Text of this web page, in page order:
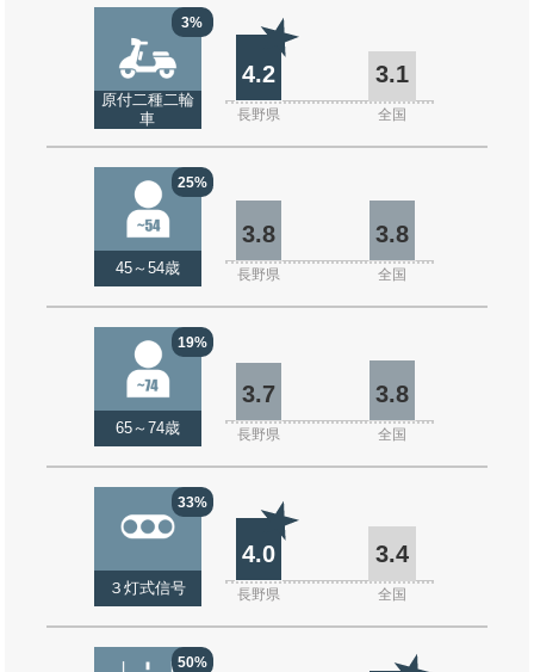
3%
原付二種二輪
車
4.2 3.1
長野県 全国
25%
45～54歳
3.8 3.8
長野県 全国
19%
65～74歳
3.7 3.8
長野県 全国
33%
３灯式信号
4.0 3.4
長野県 全国
50%